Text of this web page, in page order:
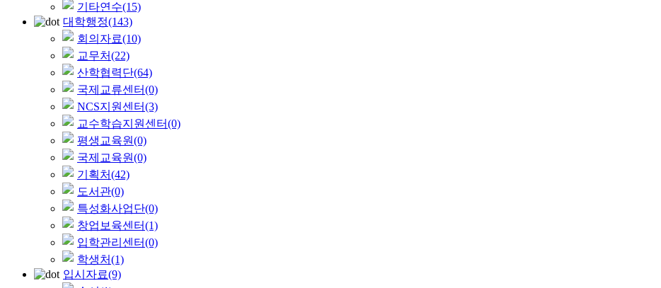
기타연수(15)
대학행정(143)
회의자료(10)
교무처(22)
산학협력단(64)
국제교류센터(0)
NCS지원센터(3)
교수학습지원센터(0)
평생교육원(0)
국제교육원(0)
기획처(42)
도서관(0)
특성화사업단(0)
창업보육센터(1)
입학관리센터(0)
학생처(1)
입시자료(9)